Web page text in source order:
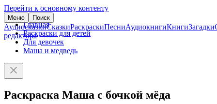
Перейти к основному контенту
Меню Поиск
АудиосказкиСказкиРаскраскиПесниАудиокнигиКнигиЗагадки
редактора
Главная
Раскраски для детей
Для девочек
Маша и медведь
Раскраска Маша с бочкой мёда